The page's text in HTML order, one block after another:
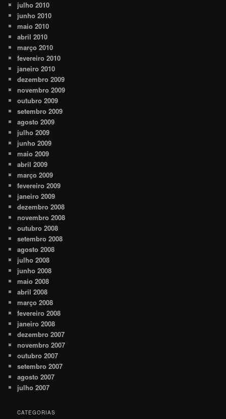
julho 2010
junho 2010
maio 2010
abril 2010
março 2010
fevereiro 2010
janeiro 2010
dezembro 2009
novembro 2009
outubro 2009
setembro 2009
agosto 2009
julho 2009
junho 2009
maio 2009
abril 2009
março 2009
fevereiro 2009
janeiro 2009
dezembro 2008
novembro 2008
outubro 2008
setembro 2008
agosto 2008
julho 2008
junho 2008
maio 2008
abril 2008
março 2008
fevereiro 2008
janeiro 2008
dezembro 2007
novembro 2007
outubro 2007
setembro 2007
agosto 2007
julho 2007
CATEGORIAS